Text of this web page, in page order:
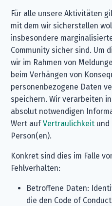
Für alle unsere Aktivitäten
mit dem wir sicherstellen
insbesondere
Community sicher sind. Um
wir im Rahmen von
beim Verhängen von
personenbezogene Daten
speichern. Wir verarbeiten
absolut notwendigen
Wert aufVertraulichkeit und
Person(en).
Konkret sind dies im Falle
Fehlverhalten:
Betroffene Daten:
die den Code of